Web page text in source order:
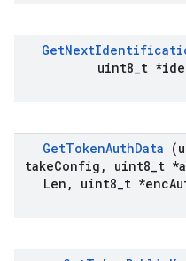
GetNext
uint8 t
GetTokenAuthData
takeConfig , uint8 t
Len , uint8 t *enc